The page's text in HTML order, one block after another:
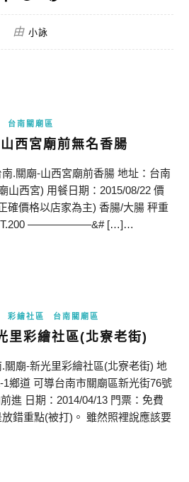
由 小詠
台南關廟區
西宮廟前無名香腸
廟-山西宮廟前香腸 地址：台南
山西宮) 用餐日期：2015/08/22 價
確價格以店家為主) 香腸/大腸 秤重
NT.200 ——————&# […]…
彩繪社區 台南關廟區
里彩繪社區(北寮老街)
-新光里彩繪社區(北寮老街) 地
鄉道 可導台南市關廟區新光街76號
進 日期：2014/04/13 門票：免費
重點(被打)。 雖然照裡說應該要